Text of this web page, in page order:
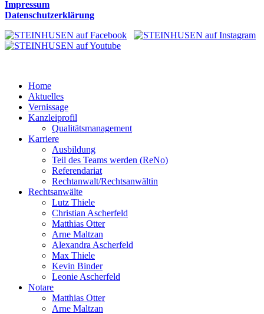
Impressum
Datenschutzerklärung
Home
Aktuelles
Vernissage
Kanzleiprofil
Qualitätsmanagement
Karriere
Ausbildung
Teil des Teams werden (ReNo)
Referendariat
Rechtanwalt/Rechtsanwältin
Rechtsanwälte
Lutz Thiele
Christian Ascherfeld
Matthias Otter
Arne Maltzan
Alexandra Ascherfeld
Max Thiele
Kevin Binder
Leonie Ascherfeld
Notare
Matthias Otter
Arne Maltzan